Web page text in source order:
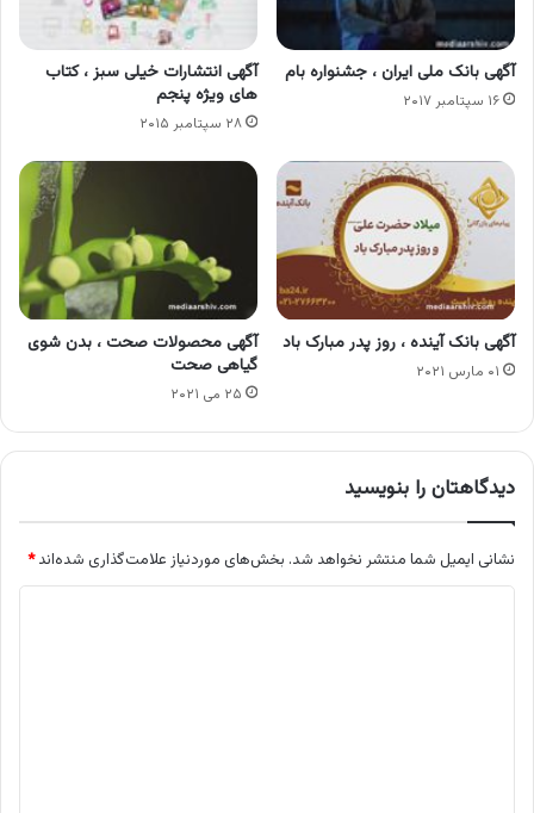
آگهی بانک ملی ایران ، جشنواره بام
۱۶ سپتامبر ۲۰۱۷
آگهی انتشارات خیلی سبز ، کتاب
های ویژه پنجم
۲۸ سپتامبر ۲۰۱۵
آگهی بانک آینده ، روز پدر مبارک باد
۰۱ مارس ۲۰۲۱
آگهی محصولات صحت ، بدن شوی
گیاهی صحت
۲۵ می ۲۰۲۱
دیدگاهتان را بنویسید
نشانی ایمیل شما منتشر نخواهد شد. بخش‌های موردنیاز علامت‌گذاری شده‌اند*